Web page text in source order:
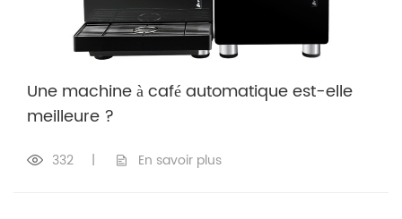
Une machine à café automatique est-elle
meilleure ?
332 | En savoir plus